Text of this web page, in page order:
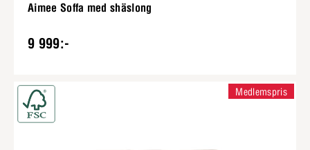
Aimee Soffa med shäslong
9 999:-
Medlemspris